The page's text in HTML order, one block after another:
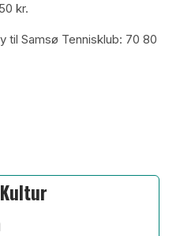
kr.
til Samsø Tennisklub: 70 80